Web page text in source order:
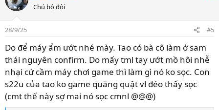
Chú bộ đội
28/9/25 #5
Do để máy ẩm ướt nhé mày. Tao có bà cô làm ở sam
thái nguyên confirm. Do mấy tml tay ướt mồ hôi nhễ
nhại cứ cầm máy chơi game thì làm gì nó ko sọc. Con
s22u của tao ko game quăng quật vl đéo thấy sọc
(cmt thế này sợ mai nó sọc cmnl @@@)